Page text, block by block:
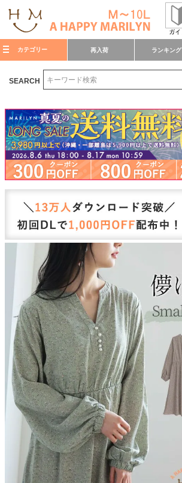
カテゴリー 再入荷 ランキング
SEARCH